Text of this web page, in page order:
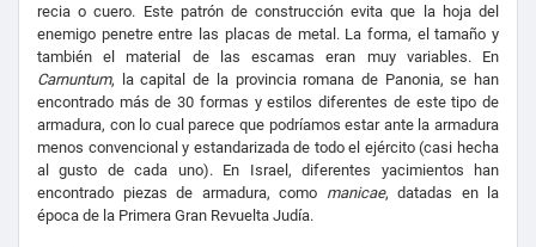
recia o cuero. Este patrón de construcción evita que la hoja del
enemigo penetre entre las placas de metal. La forma, el tamaño y
también el material de las escamas eran muy variables. En
Carnuntum, la capital de la provincia romana de Panonia, se han
encontrado más de 30 formas y estilos diferentes de este tipo de
armadura, con lo cual parece que podríamos estar ante la armadura
menos convencional y estandarizada de todo el ejército (casi hecha
al gusto de cada uno). En Israel, diferentes yacimientos han
encontrado piezas de armadura, como manicae, datadas en la
época de la Primera Gran Revuelta Judía.